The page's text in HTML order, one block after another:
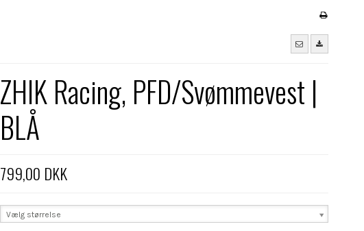
ZHIK Racing, PFD/Svømmevest |
BLÅ
799,00 DKK
Vælg størrelse